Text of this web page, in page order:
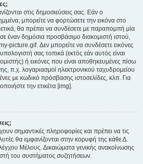
στις δημοσιεύσεις σας. Εάν ο
μπορείτε να φορτώσετε την εικόνα στο
θα πρέπει να συνδέσετε με παραπομπή μία
έναν δημόσια προσβάσιμο διακομιστή ιστού,
picture.gif. Δεν μπορείτε να συνδέσετε εικόνες
σας τοπικά (εκτός εάν αυτός είναι
ή εικόνες που είναι αποθηκευμένες πίσω
π.χ. λογαριασμοί ηλεκτρονικού ταχυδρομείου
με κωδικό πρόσβασης ιστοσελίδες, κλπ. Για
την ετικέτα [img].
σημαντικές πληροφορίες και πρέπει να τις
θα εμφανίζονται στην κορυφή της κάθε Δ.
Μέλους. Δικαιώματα γενικής ανακοίνωσης
του συστήματος συζητήσεων.